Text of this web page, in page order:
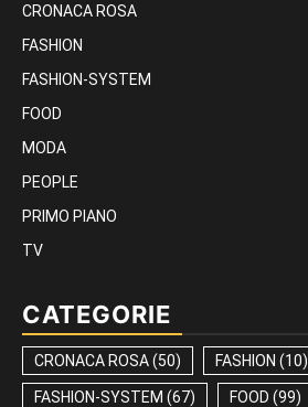
CRONACA ROSA
FASHION
FASHION-SYSTEM
FOOD
MODA
PEOPLE
PRIMO PIANO
TV
CATEGORIE
CRONACA ROSA(50) FASHION (10)
FASHION-SYSTEM (67) FOOD (99)